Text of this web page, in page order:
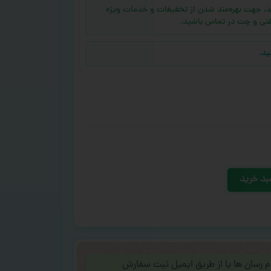
(بالای ۱۰ عدد) دارید، جهت بهره‌مند شدن از تخفیفات و خدمات ویژه
و چت در تماس باشید.
خرید
رسان ها یا از طریق ایمیل ثبت سفارش